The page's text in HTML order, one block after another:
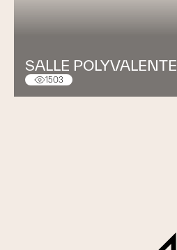
SALLE POLYVALENTE
1503